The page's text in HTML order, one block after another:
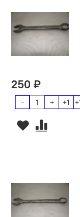
250 ₽
- + +1